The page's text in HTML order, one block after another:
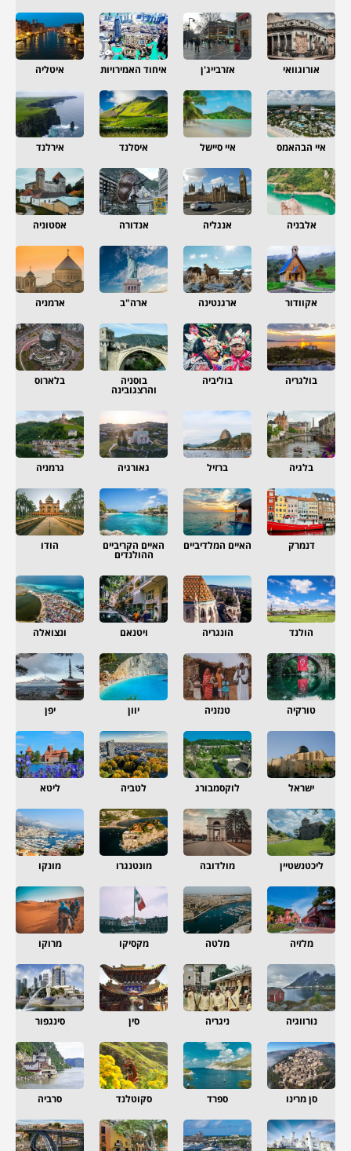
אורוגוואי אזרבייג'ן איחוד האמירויות איטליה
איי הבהאמס איי סיישל איסלנד אירלנד
אלבניה אנגליה אנדורה אסטוניה
אקוודור ארגנטינה ארה"ב ארמניה
בולגריה בוליביה בוסניה
והרצגובינה
בלארוס
בלגיה ברזיל גאורגיה גרמניה
דנמרק האיים המלדיביים האיים הקריביים
ההולנדים
הודו
הולנד הונגריה ויטנאם ונצואלה
טורקיה טנזניה יוון יפן
ישראל לוקסמבורג לטביה ליטא
ליכטנשטיין מולדובה מונטנגרו מונקו
מלזיה מלטה מקסיקו מרוקו
נורווגיה ניגריה סין סינגפור
סן מרינו ספרד סקוטלנד סרביה